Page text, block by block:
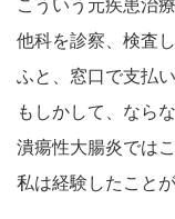
こういう元疾患治
他科を診察、検査
ふと、窓口で支払
もしかして、なら
潰瘍性大腸炎では
私は経験したことが